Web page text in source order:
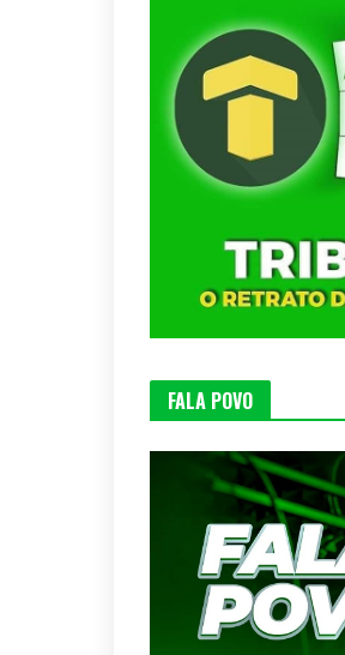
FALA POVO